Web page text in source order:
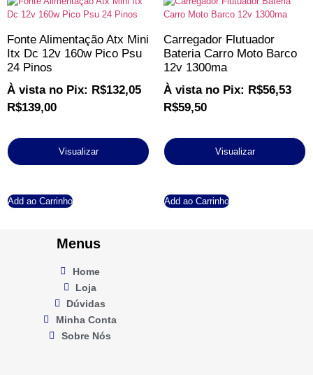
Fonte Alimentação Atx Mini
Itx Dc 12v 160w Pico Psu
24 Pinos
À vista no Pix: R$132,05
R$139,00
Visualizar
Add ao Carrinho
Carregador Flutuador
Bateria Carro Moto Barco
12v 1300ma
À vista no Pix: R$56,53
R$59,50
Visualizar
Add ao Carrinho
Menus
Home
Loja
Dúvidas
Minha Conta
Sobre Nós